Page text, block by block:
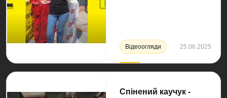
Відеоогляди 25.06.2025
Спінений каучук -